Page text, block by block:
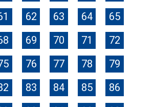
62 63 64
65
69 70 71
72
76 77 78
79
83 84 85
86